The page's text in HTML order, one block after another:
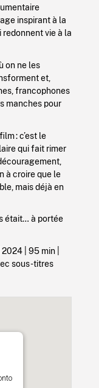
inspirant à la
vie à la
on ne les
et,
francophones
manches pour
: c’est le
qui fait rimer
à croire que le
mais déjà en
était… à portée
| 95 min |
sous-titres